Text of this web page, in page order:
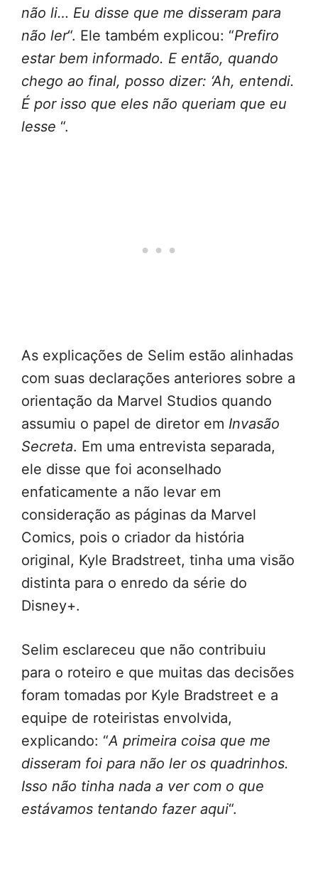
não li… Eu disse que me disseram para
não ler“. Ele também explicou: “Prefiro
estar bem informado. E então, quando
chego ao final, posso dizer: ‘Ah, entendi.
É por isso que eles não queriam que eu
lesse “.
As explicações de Selim estão alinhadas
com suas declarações anteriores sobre a
orientação da Marvel Studios quando
assumiu o papel de diretor em Invasão
Secreta. Em uma entrevista separada,
ele disse que foi aconselhado
enfaticamente a não levar em
consideração as páginas da Marvel
Comics, pois o criador da história
original, Kyle Bradstreet, tinha uma visão
distinta para o enredo da série do
Disney+.
Selim esclareceu que não contribuiu
para o roteiro e que muitas das decisões
foram tomadas por Kyle Bradstreet e a
equipe de roteiristas envolvida,
explicando: “A primeira coisa que me
disseram foi para não ler os quadrinhos.
Isso não tinha nada a ver com o que
estávamos tentando fazer aqui“.